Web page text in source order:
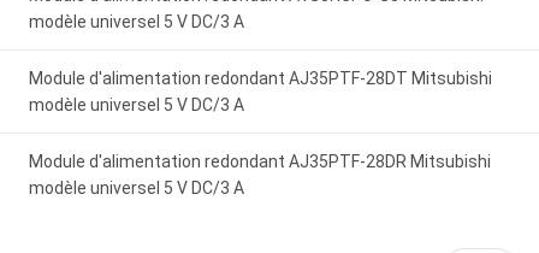
modèle universel 5 V DC/3 A
Module d'alimentation redondant AJ35PTF-28DT Mitsubishi
modèle universel 5 V DC/3 A
Module d'alimentation redondant AJ35PTF-28DR Mitsubishi
modèle universel 5 V DC/3 A